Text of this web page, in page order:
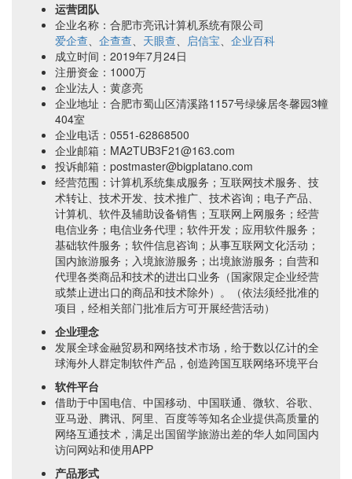
运营团队
企业名称：合肥市亮讯计算机系统有限公司
爱企查、 企查查、 天眼查、 启信宝、 企业百科
成立时间：2019年7月24日
注册资金：1000万
企业法人：黄彦亮
企业地址：合肥市蜀山区清溪路1157号绿缘居冬馨园3幢
404室
企业电话：0551-62868500
企业邮箱：MA2TUB3F21@163.com
投诉邮箱：postmaster@bigplatano.com
经营范围：计算机系统集成服务；互联网技术服务、技
术转让、技术开发、技术推广、技术咨询；电子产品、
计算机、软件及辅助设备销售；互联网上网服务；经营
电信业务；电信业务代理；软件开发；应用软件服务；
基础软件服务；软件信息咨询；从事互联网文化活动；
国内旅游服务；入境旅游服务；出境旅游服务；自营和
代理各类商品和技术的进出口业务（国家限定企业经营
或禁止进出口的商品和技术除外）。（依法须经批准的
项目，经相关部门批准后方可开展经营活动）
企业理念
发展全球金融贸易和网络技术市场，给于数以亿计的全
球海外人群定制软件产品，创造跨国互联网络环境平台
软件平台
借助于中国电信、中国移动、中国联通、微软、谷歌、
亚马逊、腾讯、阿里、百度等等知名企业提供高质量的
网络互通技术，满足出国留学旅游出差的华人如同国内
访问网站和使用APP
产品形式